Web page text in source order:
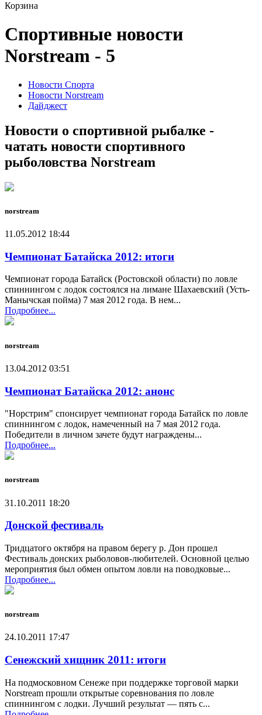
Корзина
Спортивные новости
Norstream - 5
Новости Спорта
Новости Norstream
Дайджест
Новости о спортивной рыбалке -
чатать новости спортивного
рыболовства Norstream
norstream
11.05.2012 18:44
Чемпионат Батайска 2012: итоги
Чемпионат города Батайск (Ростовской области) по ловле
спиннингом с лодок состоялся на лимане Шахаевский (Усть-
Манычская пойма) 7 мая 2012 года. В нем...
Подробнее...
norstream
13.04.2012 03:51
Чемпионат Батайска 2012: анонс
"Норстрим" спонсирует чемпионат города Батайск по ловле
спиннингом с лодок, намеченный на 7 мая 2012 года.
Победители в личном зачете будут награждены...
Подробнее...
norstream
31.10.2011 18:20
Донской фестиваль
Тридцатого октября на правом берегу р. Дон прошел
Фестиваль донских рыболовов-любителей. Основной целью
мероприятия был обмен опытом ловли на поводковые...
Подробнее...
norstream
24.10.2011 17:47
Сенежский хищник 2011: итоги
На подмосковном Сенеже при поддержке торговой марки
Norstream прошли открытые соревнования по ловле
спиннингом с лодки. Лучший результат — пять с...